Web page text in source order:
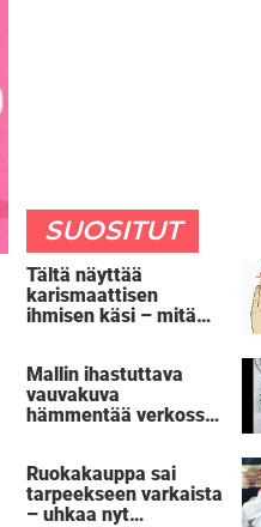
SUOSITUT
Tältä näyttää
karismaattisen
ihmisen käsi – mitä
Mallin ihastuttava
vauvakuva
hämmentää verkossa
Ruokakauppa sai
tarpeekseen varkaista
– uhkaa nyt